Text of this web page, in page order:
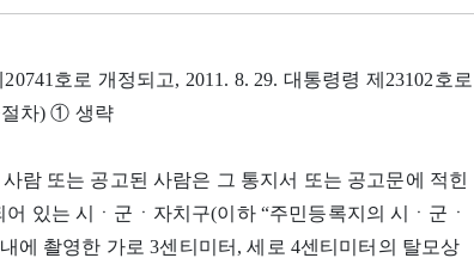
호로 개정되고, 2011. 8. 29. 대통령령 제23102호로
절차) ① 생략
람 또는 공고된 사람은 그 통지서 또는 공고문에 적힌
있는 시ㆍ군ㆍ자치구(이하 “주민등록지의 시ㆍ군ㆍ
에 촬영한 가로 3센티미터, 세로 4센티미터의 탈모상